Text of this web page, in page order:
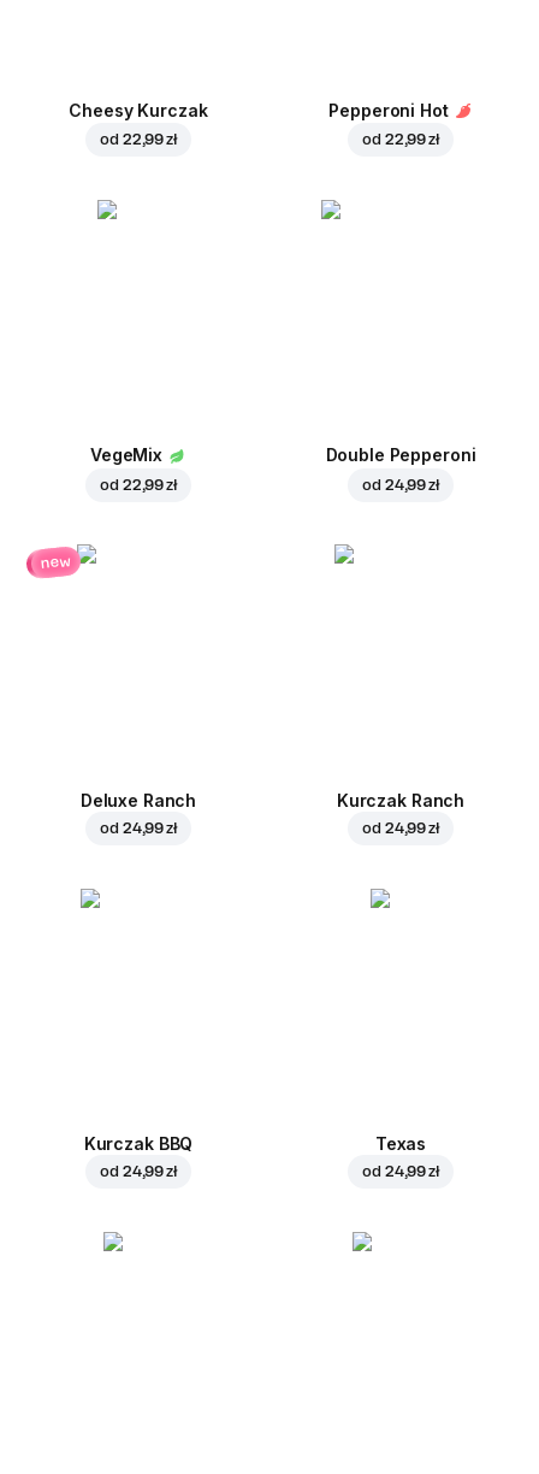
Cheesy Kurczak
od 22,99 zł
Pepperoni Hot
od 22,99 zł
VegeMix
od 22,99 zł
Double Pepperoni
od 24,99 zł
new
Deluxe Ranch
od 24,99 zł
Kurczak Ranch
od 24,99 zł
Kurczak BBQ
od 24,99 zł
Texas
od 24,99 zł